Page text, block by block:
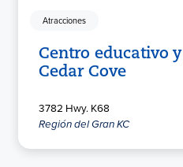
Atracciones
Centro educativo
Cedar Cove
3782 Hwy. K68
Región del Gran KC